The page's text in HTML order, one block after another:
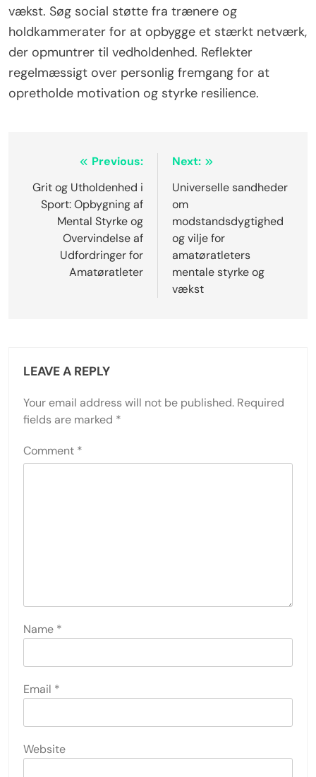
vækst. Søg social støtte fra trænere og
holdkammerater for at opbygge et stærkt netværk,
der opmuntrer til vedholdenhed. Reflekter
regelmæssigt over personlig fremgang for at
opretholde motivation og styrke resilience.
navigation
Previous:
Grit og Utholdenhed i
Sport: Opbygning af
Mental Styrke og
Overvindelse af
Udfordringer for
Amatøratleter
Next:
Universelle sandheder
om
modstandsdygtighed
og vilje for
amatøratleters
mentale styrke og
vækst
LEAVE A REPLY
Your email address will not be published. Required
fields are marked *
Comment *
Name *
Email *
Website